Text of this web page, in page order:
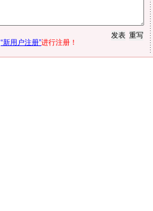
“新用户注册”进行注册！